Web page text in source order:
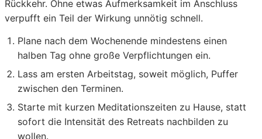
Rückkehr. Ohne etwas Aufmerksamkeit im Anschluss
verpufft ein Teil der Wirkung unnötig schnell.
Plane nach dem Wochenende mindestens einen
halben Tag ohne große Verpflichtungen ein.
Lass am ersten Arbeitstag, soweit möglich, Puffer
zwischen den Terminen.
Starte mit kurzen Meditationszeiten zu Hause, statt
sofort die Intensität des Retreats nachbilden zu
wollen.